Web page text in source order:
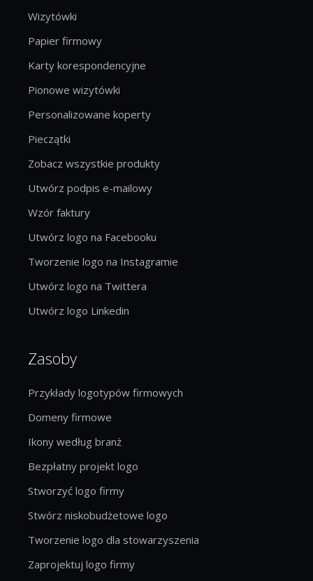
Wizytówki
Papier firmowy
Karty korespondencyjne
Pionowe wizytówki
Personalizowane koperty
Pieczątki
Zobacz wszystkie produkty
Utwórz podpis e-mailowy
Wzór faktury
Utwórz logo na Facebooku
Tworzenie logo na Instagramie
Utwórz logo na Twittera
Utwórz logo Linkedin
Zasoby
Przykłady logotypów firmowych
Domeny firmowe
Ikony według branż
Bezpłatny projekt logo
Stworzyć logo firmy
Stwórz niskobudżetowe logo
Tworzenie logo dla stowarzyszenia
Zaprojektuj logo firmy